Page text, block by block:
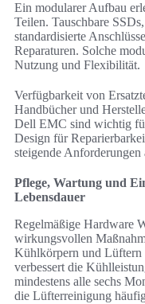
Ein modularer Aufbau
Teilen. Tauschbare
standardisierte
Reparaturen. Solche
Nutzung und Flexibilität.
Verfügbarkeit von
Handbücher und
Dell EMC sind wichtig
Design für
steigende Anforderungen
Pflege, Wartung und
Lebensdauer
Regelmäßige Hardware
wirkungsvollen
Kühlkörpern und Lüftern
verbessert die
mindestens alle sechs
die Lüfterreinigung